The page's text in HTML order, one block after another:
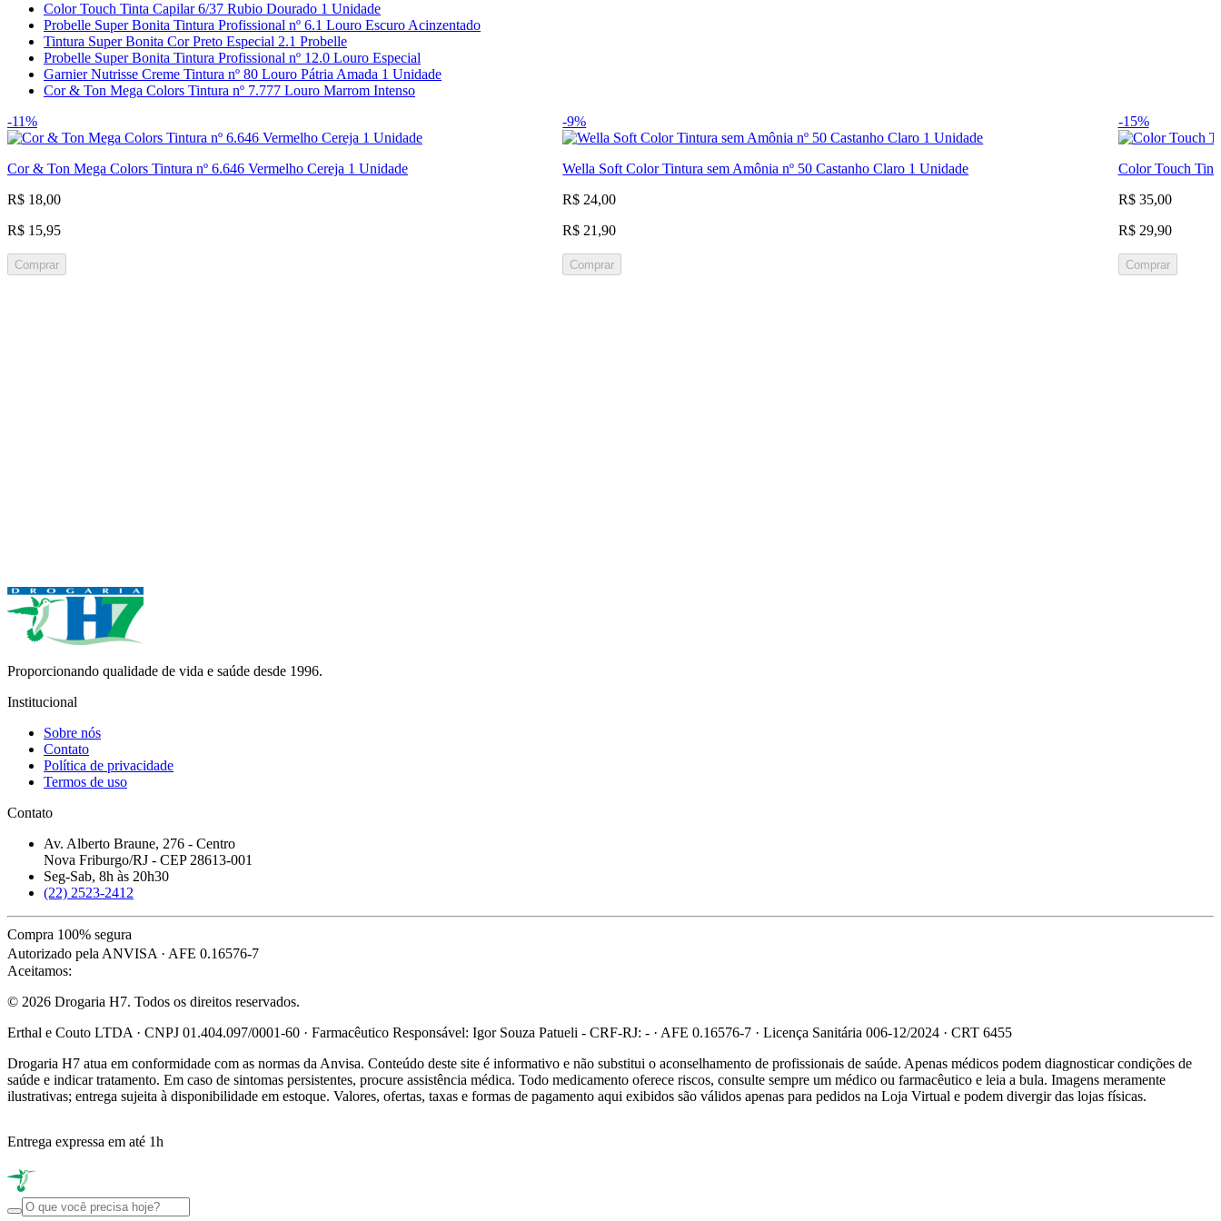
Color Touch Tinta Capilar 6/37 Rubio Dourado 1 Unidade
Probelle Super Bonita Tintura Profissional nº 6.1 Louro Escuro Acinzentado
Tintura Super Bonita Cor Preto Especial 2.1 Probelle
Probelle Super Bonita Tintura Profissional nº 12.0 Louro Especial
Garnier Nutrisse Creme Tintura nº 80 Louro Pátria Amada 1 Unidade
Cor & Ton Mega Colors Tintura nº 7.777 Louro Marrom Intenso
-11%
Cor & Ton Mega Colors Tintura nº 6.646 Vermelho Cereja 1 Unidade
R$ 18,00
R$ 15,95
Comprar
-9%
Wella Soft Color Tintura sem Amônia nº 50 Castanho Claro 1 Unidade
R$ 24,00
R$ 21,90
Comprar
-15%
Color Touch
R$ 35,00
R$ 29,90
Comprar
Proporcionando qualidade de vida e saúde desde 1996.
Institucional
Sobre nós
Contato
Política de privacidade
Termos de uso
Contato
Av. Alberto Braune, 276 - Centro
Nova Friburgo/RJ - CEP 28613-001
Seg-Sab, 8h às 20h30
(22) 2523-2412
Compra 100% segura
Autorizado pela ANVISA · AFE 0.16576-7
Aceitamos:
© 2026 Drogaria H7. Todos os direitos reservados.
Erthal e Couto LTDA · CNPJ 01.404.097/0001-60 · Farmacêutico Responsável: Igor Souza Patueli - CRF-RJ: - · AFE 0.16576-7 · Licença Sanitária 006-12/2024 · CRT 6455
Drogaria H7 atua em conformidade com as normas da Anvisa. Conteúdo deste site é informativo e não substitui o aconselhamento de profissionais de saúde. Apenas médicos podem diagnosticar condições de
saúde e indicar tratamento. Em caso de sintomas persistentes, procure assistência médica. Todo medicamento oferece riscos, consulte sempre um médico ou farmacêutico e leia a bula. Imagens meramente
ilustrativas; entrega sujeita à disponibilidade em estoque. Valores, ofertas, taxas e formas de pagamento aqui exibidos são válidos apenas para pedidos na Loja Virtual e podem divergir das lojas físicas.
Entrega expressa em até 1h